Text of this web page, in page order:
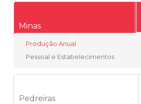
Minas
Produção Anual
Pessoal e Estabelecimentos
Pedreiras